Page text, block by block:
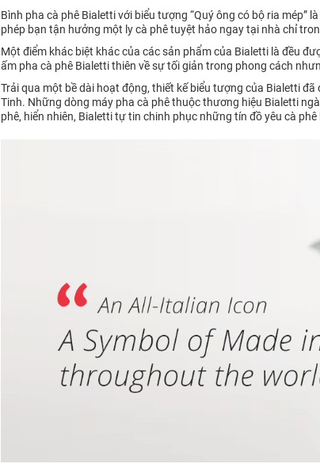
Bình pha cà phê Bialetti với biểu tượng “Quý ông có bộ ria
phép bạn tận hưởng một ly cà phê tuyệt hảo ngay tại nhà chỉ
Một điểm khác biệt khác của các sản phẩm của Bialetti là đều
ấm pha cà phê Bialetti thiên về sự tối giản trong phong cách
Trải qua một bề dài hoạt động, thiết kế biểu tượng của Bialetti
Tinh. Những dòng máy pha cà phê thuộc thương hiệu Bialetti
phê, hiển nhiên, Bialetti tự tin chinh phục những tín đồ yêu cà